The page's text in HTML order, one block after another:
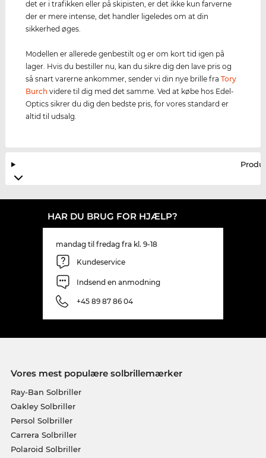
det er i trafikken eller på skipisten, er det ikke kun farverne
der er mere intense, det handler ligeledes om at din
sikkerhed øges.
Modellen er allerede genbestilt og er om kort tid igen på
lager. Hvis du bestiller nu, kan du sikre dig den lave pris og
så snart varerne ankommer, sender vi din nye brille fraTory
Burch videre til dig med det samme. Ved at købe hos Edel-
Optics sikrer du dig den bedste pris, for vores standard er
altid til udsalg.
HAR DU BRUG FOR HJÆLP?
mandag til fredag fra kl. 9-18
Kundeservice
Indsend en anmodning
+45 89 87 86 04
Vores mest populære solbrillemærker
Ray-Ban Solbriller
Oakley Solbriller
Persol Solbriller
Carrera Solbriller
Polaroid Solbriller